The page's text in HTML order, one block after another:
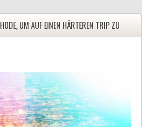
UM AUF EINEN HÄRTEREN TRIP ZU